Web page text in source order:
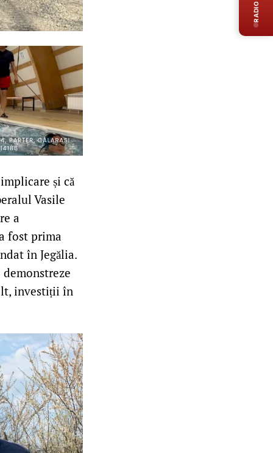
și că
Vasile
a
fost prima
în Jegălia.
investiții în